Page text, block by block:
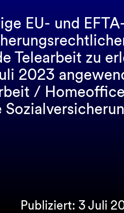
EU- und
Telearbeit zu
2023
/
Publiziert: 3 Juli